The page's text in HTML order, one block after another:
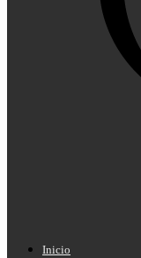
Inicio